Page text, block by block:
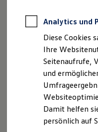
Behörden
Anpfiff zum
Elektromobilität
Elektroautos
ID. Tutorials
Der neue
Der neue
Der ID.4
Impressum
Motor-Nützel
Nürnberger Str. 95
95448 Bayreuth -
Telefon: +49 (0) 921
Telefax: +49 (0) 921
www.motor-
Analytics und
Diese Cookies
Ihre
Seitenaufrufe,
und
Damit helfen
persönlich auf